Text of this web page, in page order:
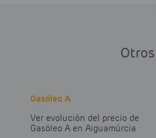
Gasóleo A
Ver evolución del precio de
Gasóleo A en Aiguamúrcia